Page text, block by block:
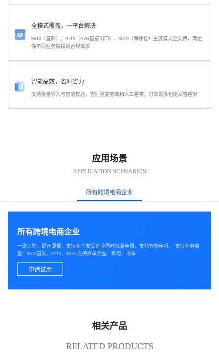
全模式覆盖，一平台解决
9610（直邮）、9710（B2B直接出口）、9810（海外仓）主流模式全支持，满足
你不同业务阶段的合规需求
智能高效，省时省力
支持批量导入与智能校验，告别重复劳动和人工差错，订单再多也能从容应对
应用场景
APPLICATION SCENARIOS
所有跨境电商企业
所有跨境电商企业
一键入驻，即开即报，支持多个发货企业同时批量申报，支持智能申报。 支持业务类
型：9610直发、9710、9810 支持推单类型：新增、改单
申请试用
相关产品
RELATED PRODUCTS